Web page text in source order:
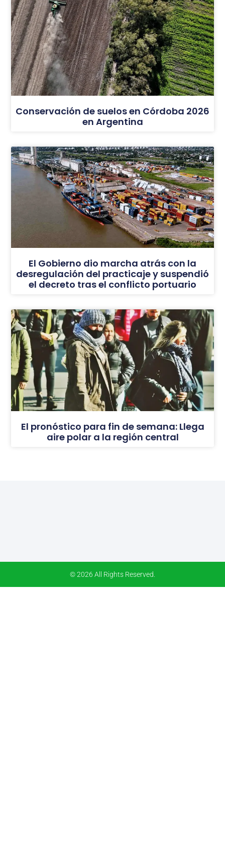
Conservación de suelos en Córdoba 2026
en Argentina
El Gobierno dio marcha atrás con la
desregulación del practicaje y suspendió
el decreto tras el conflicto portuario
El pronóstico para fin de semana: Llega
aire polar a la región central
© 2026 All Rights Reserved.